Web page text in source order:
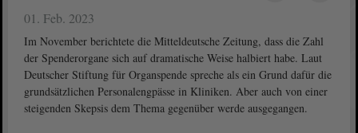
01. Feb. 2023
Im November berichtete die Mitteldeutsche Zeitung, dass die Zahl
der Spenderorgane sich auf dramatische Weise halbiert habe. Laut
Deutscher Stiftung für Organspende spreche als ein Grund dafür die
grundsätzlichen Personalengpässe in Kliniken. Aber auch von einer
steigenden Skepsis dem Thema gegenüber werde ausgegangen.